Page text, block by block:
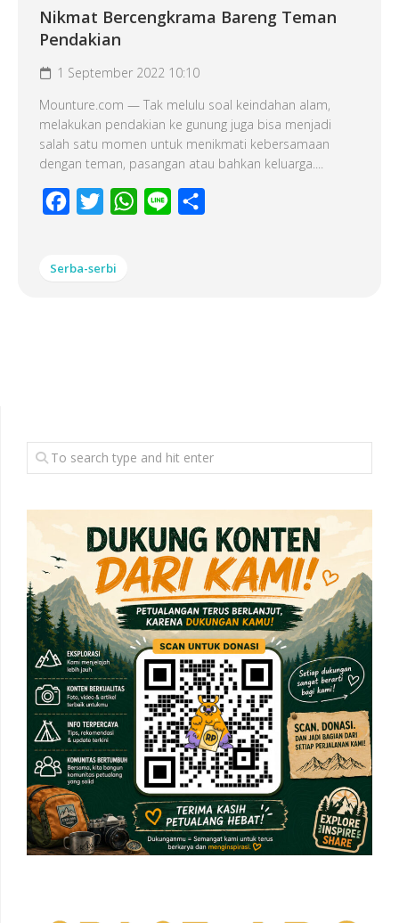
Nikmat Bercengkrama Bareng Teman
Pendakian
1 September 2022 10:10
Mounture.com — Tak melulu soal keindahan alam,
melakukan pendakian ke gunung juga bisa menjadi
salah satu momen untuk menikmati kebersamaan
dengan teman, pasangan atau bahkan keluarga....
Facebook
Twitter WhatsApp
Line
Serba-serbi